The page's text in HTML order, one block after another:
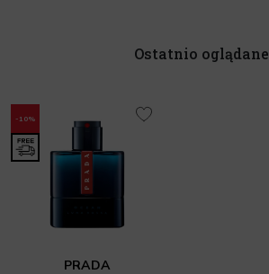
Ostatnio oglądane
-10%
PRADA